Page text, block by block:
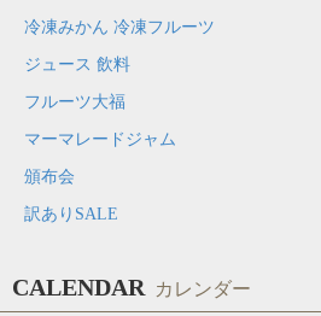
冷凍みかん 冷凍フルーツ
ジュース 飲料
フルーツ大福
マーマレードジャム
頒布会
訳ありSALE
CALENDAR カレンダー